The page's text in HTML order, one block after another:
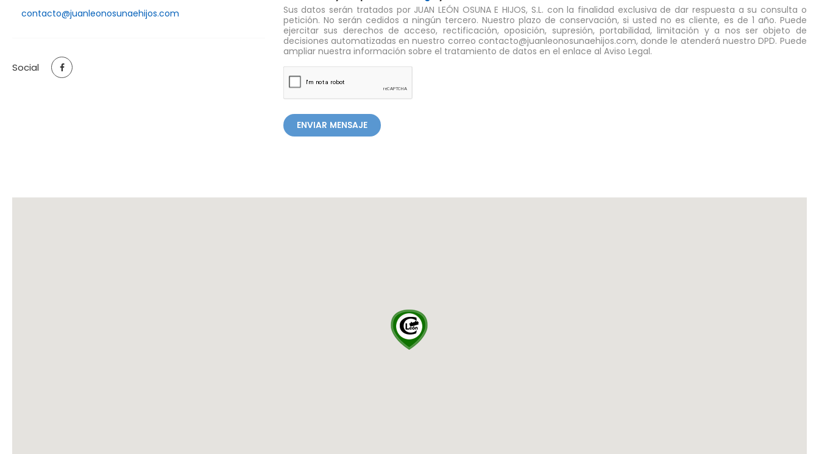
contacto@juanleonosunaehijos.com
Social
Sus datos serán tratados por JUAN LEÓN OSUNA E HIJOS, S.L. con la finalidad exclusiva de dar respuesta a su consulta o
petición. No serán cedidos a ningún tercero. Nuestro plazo de conservación, si usted no es cliente, es de 1 año. Puede
ejercitar sus derechos de acceso, rectificación, oposición, supresión, portabilidad, limitación y a nos ser objeto de
decisiones automatizadas en nuestro correo contacto@juanleonosunaehijos.com, donde le atenderá nuestro DPD. Puede
ampliar nuestra información sobre el tratamiento de datos en el enlace al Aviso Legal.
ENVIAR MENSAJE